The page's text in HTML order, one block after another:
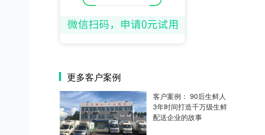
更多客户案例
客户案例： 90后生鲜人
3年时间打造千万级生鲜
配送企业的故事